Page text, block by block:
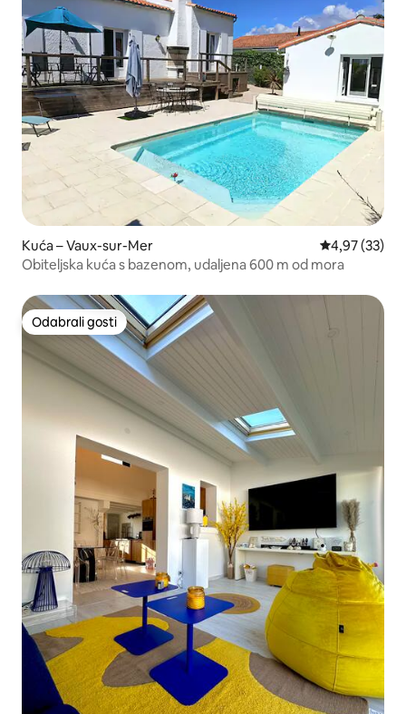
Kuća – Vaux-sur-Mer Prosječna
4,97 (33)
Obiteljska kuća s bazenom, udaljena 600 m od mora
Odabrali gosti
Odabrali gosti